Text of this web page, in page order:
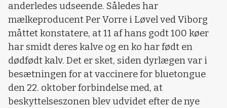
anderledes udseende. Således har
mælkeproducent Per Vorre i Løvel ved Viborg
måttet konstatere, at 11 af hans godt 100 køer
har smidt deres kalve og en ko har født en
dødfødt kalv. Det er sket, siden dyrlægen var i
besætningen for at vaccinere for bluetongue
den 22. oktober forbindelse med, at
beskyttelseszonen blev udvidet efter de nye